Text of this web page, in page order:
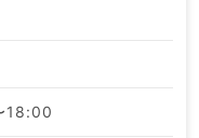
18:00